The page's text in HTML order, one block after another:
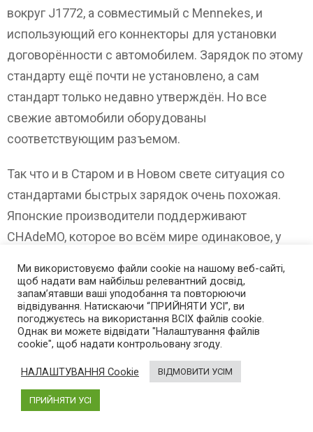
вокруг J1772, а совместимый с Mennekes, и
использующий его коннекторы для установки
договорённости с автомобилем. Зарядок по этому
стандарту ещё почти не установлено, а сам
стандарт только недавно утверждён. Но все
свежие автомобили оборудованы
соответствующим разъемом.
Так что и в Старом и в Новом свете ситуация со
стандартами быстрых зарядок очень похожая.
Японские производители поддерживают
CHAdeMO, которое во всём мире одинаковое, у
все остальные производители продвигают в США
SAE Combo, а в Европе SAE Combo2.
Ну и напоследок, чтобы окончательно не взорвать
зарядках.
Первая, это зарядка Proterra. Первоначально
Ми використовуємо файли cookie на нашому веб-сайті,
щоб надати вам найбільш релевантний досвід,
запам’ятавши ваші уподобання та повторюючи
відвідування. Натискаючи “ПРИЙНЯТИ УСІ”, ви
погоджуєтесь на використання ВСІХ файлів cookie.
Однак ви можете відвідати "Налаштування файлів
cookie", щоб надати контрольовану згоду.
НАЛАШТУВАННЯ Cookie ВІДМОВИТИ УСІМ
ПРИЙНЯТИ УСІ